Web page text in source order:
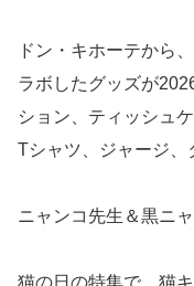
ドン・キホーテから
ラボしたグッズが
ション、ティッシュ
Tシャツ、ジャージ、
ニャンコ先生＆黒ニ
猫の日の特集で、猫